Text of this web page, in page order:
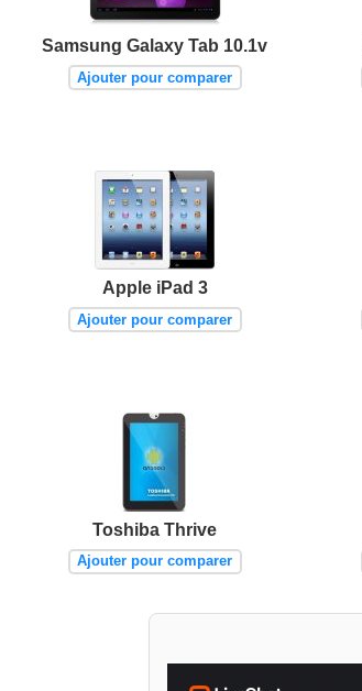
Samsung Galaxy Tab 10.1v
Ajouter pour comparer
Apple iPad 3
Ajouter pour comparer
Toshiba Thrive
Ajouter pour comparer